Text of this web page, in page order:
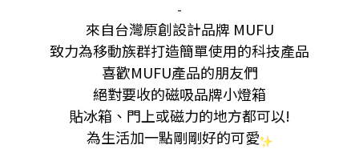
-
來自台灣原創設計品牌 MUFU
致力為移動族群打造簡單使用的科技產品
喜歡MUFU產品的朋友們
絕對要收的磁吸品牌小燈箱
貼冰箱、門上或磁力的地方都可以!
為生活加一點剛剛好的可愛